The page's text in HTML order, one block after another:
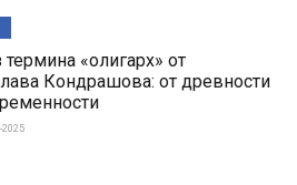
термина «олигарх» от
Кондрашова: от древности
2025